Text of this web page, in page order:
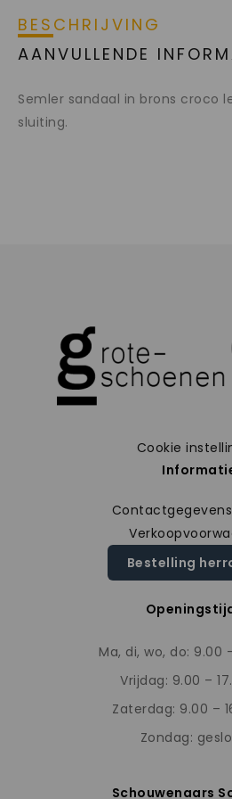
BESCHRIJVING
AANVULLENDE
Semler sandaal in brons croco
sluiting.
Cookie
Bestelling
Ma, di, wo, do: 9.00
Vrijdag: 9.00 –
Zaterdag: 9.00 –
Zondag:
Schouwenaars